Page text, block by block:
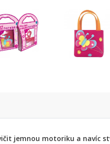
jemnou motoriku a navíc